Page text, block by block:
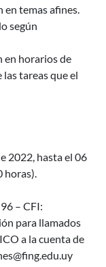
en temas afines.
según
en horarios de
tareas que el
2022, hasta el 06
horas).
– CFI:
para llamados
a la cuenta de